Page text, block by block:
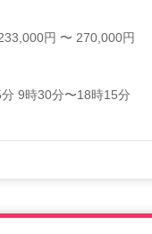
円 〜 270,000円
9時30分〜18時15分